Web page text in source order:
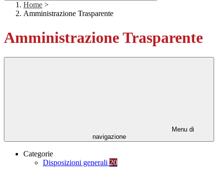
Home >
Amministrazione Trasparente
Amministrazione Trasparente
Menu di
navigazione
Categorie
Disposizioni generali 20